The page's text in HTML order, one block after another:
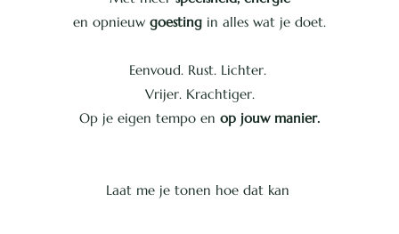
en opnieuw goesting in alles wat je doet.
Eenvoud. Rust. Lichter.
Vrijer. Krachtiger.
Op je eigen tempo en op jouw manier.
Laat me je tonen hoe dat kan